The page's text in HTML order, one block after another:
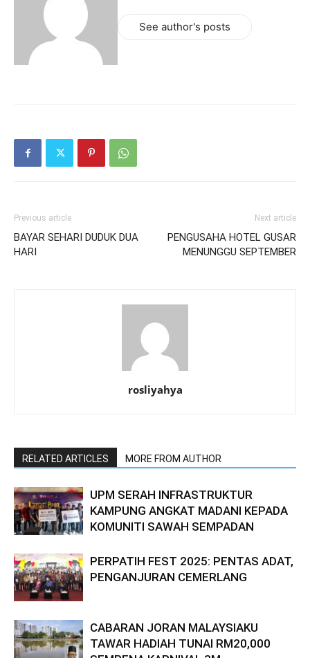
See author's posts
Previous article
BAYAR SEHARI DUDUK DUA
HARI
Next article
PENGUSAHA HOTEL GUSAR
MENUNGGU SEPTEMBER
rosliyahya
RELATED ARTICLES MORE FROM AUTHOR
UPM SERAH INFRASTRUKTUR
KAMPUNG ANGKAT MADANI KEPADA
KOMUNITI SAWAH SEMPADAN
PERPATIH FEST 2025: PENTAS ADAT,
PENGANJURAN CEMERLANG
CABARAN JORAN MALAYSIAKU
TAWAR HADIAH TUNAI RM20,000